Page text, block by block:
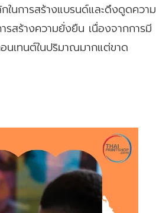
นการสร้างแบรนด์และดึงดูดความ
สร้างความยั่งยืน เนื่องจากการมี
นเทนต์ในปริมาณมากแต่ขาด